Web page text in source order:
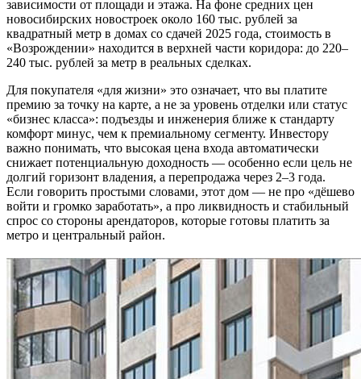
зависимости от площади и этажа. На фоне средних цен
новосибирских новостроек около 160 тыс. рублей за
квадратный метр в домах со сдачей 2025 года, стоимость в
«Возрождении» находится в верхней части коридора: до 220–
240 тыс. рублей за метр в реальных сделках.
Для покупателя «для жизни» это означает, что вы платите
премию за точку на карте, а не за уровень отделки или статус
«бизнес класса»: подъезды и инженерия ближе к стандарту
комфорт минус, чем к премиальному сегменту. Инвестору
важно понимать, что высокая цена входа автоматически
снижает потенциальную доходность — особенно если цель не
долгий горизонт владения, а перепродажа через 2–3 года.
Если говорить простыми словами, этот дом — не про «дёшево
войти и громко заработать», а про ликвидность и стабильный
спрос со стороны арендаторов, которые готовы платить за
метро и центральный район.